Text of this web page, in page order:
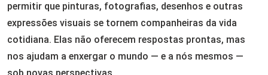
permitir que pinturas, fotografias, desenhos e outras
expressões visuais se tornem companheiras da vida
cotidiana. Elas não oferecem respostas prontas, mas
nos ajudam a enxergar o mundo — e a nós mesmos —